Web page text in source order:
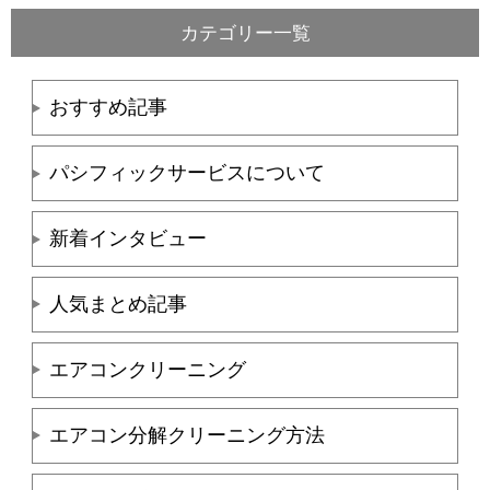
カテゴリー一覧
おすすめ記事
パシフィックサービスについて
新着インタビュー
人気まとめ記事
エアコンクリーニング
エアコン分解クリーニング方法